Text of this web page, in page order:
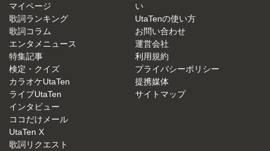
マイページ
歌詞ランキング
歌詞コラム
エンタメニュース
特集記事
検定・クイズ
カラオケUtaTen
ライブUtaTen
インタビュー
ココだけメール
UtaTen X
歌詞リクエスト
い
UtaTenの使い方
お問い合わせ
運営会社
利用規約
プライバシーポリシー
提携媒体
サイトマップ